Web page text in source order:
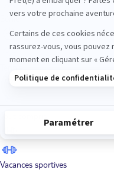
Sénior
Vacances sportives